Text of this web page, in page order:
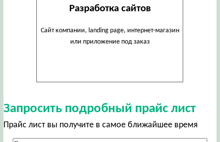
Разработка сайтов
Сайт компании, landing page, интернет-магазин
или приложение под заказ
Запросить подробный прайс лист
Прайс лист вы получите в самое ближайшее время